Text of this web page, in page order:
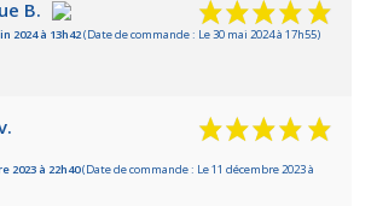
B.
2024 à 13h42(Date de commande : Le 30 mai 2024 à 17h55)
2023 à 22h40(Date de commande : Le 11 décembre 2023 à